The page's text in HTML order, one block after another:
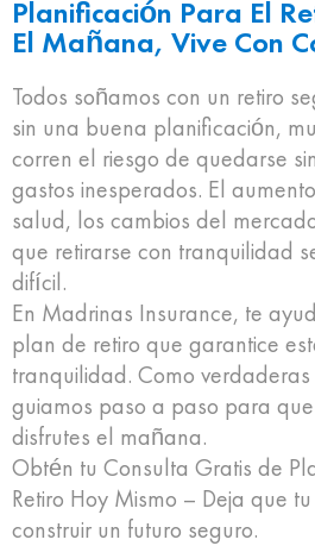
Planificación Para El
El Mañana, Vive Con
Todos soñamos con un retiro
sin una buena planificación,
corren el riesgo de quedarse
gastos inesperados. El
salud, los cambios del
que retirarse con tranquilidad
difícil.
En Madrinas Insurance, te
plan de retiro que garantice
tranquilidad. Como
guiamos paso a paso para
disfrutes el mañana.
Obtén tu Consulta Gratis de
Retiro Hoy Mismo – Deja que
construir un futuro seguro.